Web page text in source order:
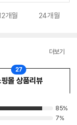
개월 24개월
더보기
몰 상품리뷰
27
85%
7%